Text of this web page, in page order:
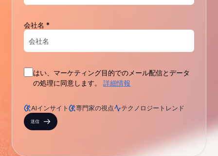
会社名 *
はい、マーケティング目的でのメール配信とデータ
の処理に同意します。 詳細情報
AIインサイト 専門家の視点 テクノロジートレンド
送信